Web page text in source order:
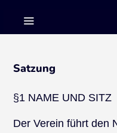
Satzung
§1 NAME UND SITZ
Der Verein führt den